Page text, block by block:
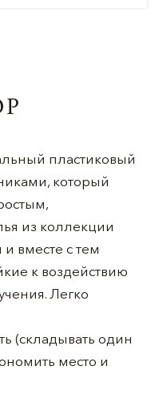
пластиковый
который
из коллекции
вместе с тем
к воздействию
Легко
(складывать один
место и